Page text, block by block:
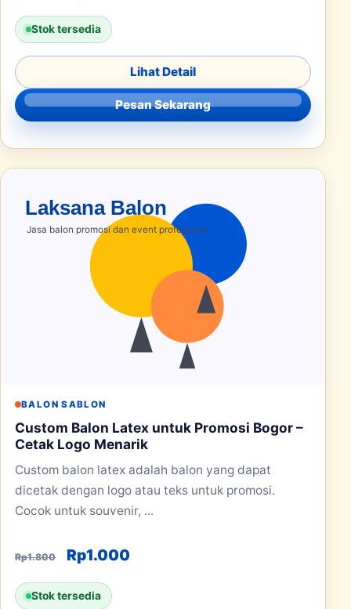
Stok tersedia
Lihat Detail
Pesan Sekarang
BALON SABLON
Custom Balon Latex untuk Promosi Bogor –
Cetak Logo Menarik
Custom balon latex adalah balon yang dapat
dicetak dengan logo atau teks untuk promosi.
Cocok untuk souvenir, ...
Rp1.800 Harga aslinya adalah: Rp1.800.
Rp1.000Harga saat ini adalah:
Stok tersedia